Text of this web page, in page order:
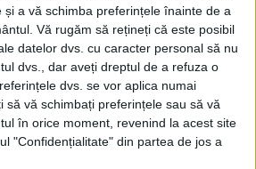
și a vă schimba preferințele înainte de a
Vă rugăm să rețineți că este posibil
datelor dvs. cu caracter personal să nu
dvs., dar aveți dreptul de a refuza o
dvs. se vor aplica numai
să vă schimbați preferințele sau să vă
în orice moment, revenind la acest site
"Confidențialitate" din partea de jos a
de partid